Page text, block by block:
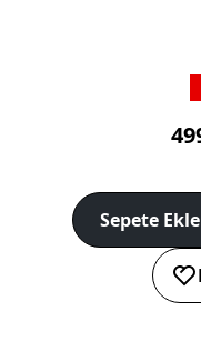
Sepete Ekle